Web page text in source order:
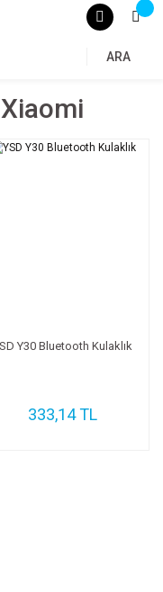
ARA
Y30 Bluetooth Kulaklık
333,14 TL